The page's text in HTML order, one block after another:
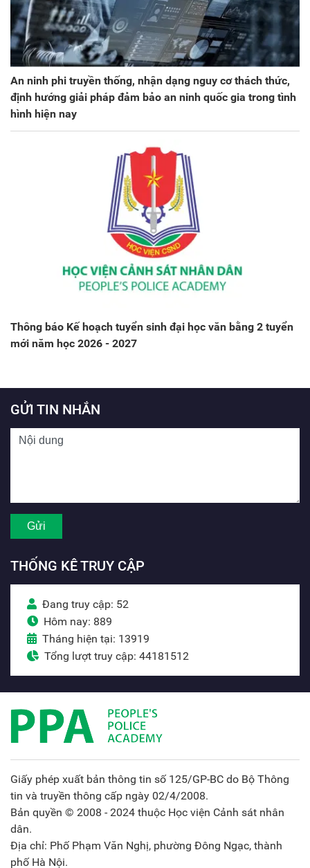
An ninh phi truyền thống, nhận dạng nguy cơ thách thức,
định hướng giải pháp đảm bảo an ninh quốc gia trong tình
hình hiện nay
Thông báo Kế hoạch tuyển sinh đại học văn bằng 2 tuyển
mới năm học 2026 - 2027
GỬI TIN NHẮN
THỐNG KÊ TRUY CẬP
Đang truy cập: 52
Hôm nay: 889
Tháng hiện tại: 13919
Tổng lượt truy cập: 44181512
Giấy phép xuất bản thông tin số 125/GP-BC do Bộ Thông
tin và truyền thông cấp ngày 02/4/2008.
Bản quyền © 2008 - 2024 thuộc Học viện Cảnh sát nhân
dân.
Địa chỉ: Phố Phạm Văn Nghị, phường Đông Ngạc, thành
phố Hà Nội.